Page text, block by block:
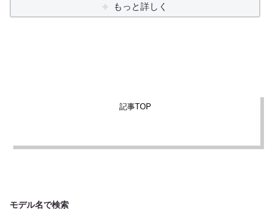
もっと詳しく
記事TOP
モデル名で検索